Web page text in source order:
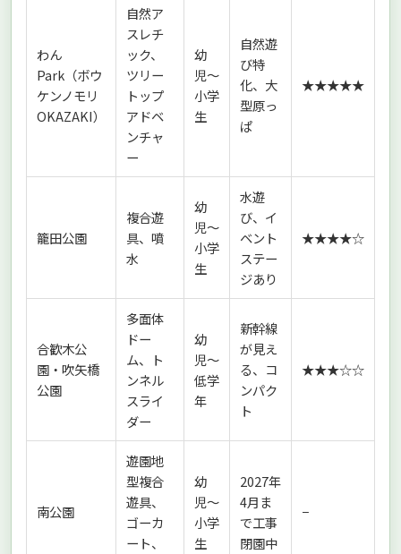
わん
Park（ボウ
ケンノモリ
OKAZAKI）
自然ア
スレチ
ック、
ツリー
トップ
アドベ
ンチャ
ー
幼
児〜
小学
生
自然遊
び特
化、大
型原っ
ぱ
★★★★★
籠田公園
複合遊
具、噴
水
幼
児〜
小学
生
水遊
び、イ
ベント
ステー
ジあり
★★★★☆
合歓木公
園・吹矢橋
公園
多面体
ドー
ム、ト
ンネル
スライ
ダー
幼
児〜
低学
年
新幹線
が見え
る、コ
ンパク
ト
★★★☆☆
南公園
遊園地
型複合
遊具、
ゴーカ
ート、
幼
児〜
小学
生
2027年
4月ま
で工事
閉園中
−